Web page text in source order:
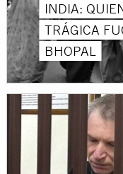
INDIA:
TRÁGICA
BHOPAL